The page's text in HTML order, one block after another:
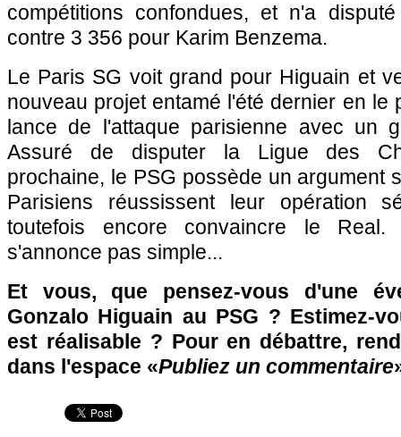
compétitions confondues, et n'a
contre 3 356 pour Karim Benzema.
Le Paris SG voit grand pour Higuain et
nouveau projet entamé l'été dernier en le
lance de l'attaque parisienne avec un
Assuré de disputer la Ligue des
prochaine, le PSG possède un argument
Parisiens réussissent leur opération
toutefois encore convaincre le
s'annonce pas simple...
Et vous, que pensez-vous d'une
Gonzalo Higuain au PSG ? Estimez-
est réalisable ? Pour en débattre,
dans l'espace «Publiez un commentaire